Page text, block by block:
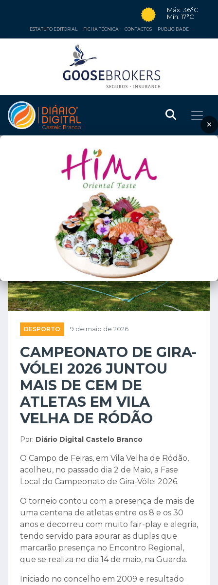
Máx: 36°C
Mín: 17°C
ESTATUTO EDITORIAL FICHA TÉCNICA CONTACTOS PUBLICIDADE
×
DESPORTO 9 de maio de 2026
CAMPEONATO DE GIRA-
VÓLEI 2026 JUNTOU
MAIS DE CEM DE
ATLETAS EM VILA
VELHA DE RÓDÃO
Por: Diário Digital Castelo Branco
O Campo de Feiras, em Vila Velha de Ródão,
acolheu, no passado dia 2 de Maio, a Fase
Local do Campeonato de Gira-Vólei 2026.
O torneio contou com a presença de mais de
uma centena de atletas entre os 8 e os 30
anos e decorreu com muito fair-play e alegria,
tendo servido para apurar as duplas que
marcarão presença no Encontro Regional,
que se realiza no dia 14 de maio, na Guarda.
Iniciado no concelho em 2009 e resultado